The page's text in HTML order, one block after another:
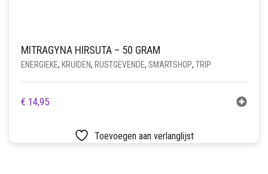
MITRAGYNA HIRSUTA – 50 GRAM
ENERGIEKE, KRUIDEN, RUSTGEVENDE, SMARTSHOP, TRIP
€ 14,95
Toevoegen aan verlanglijst